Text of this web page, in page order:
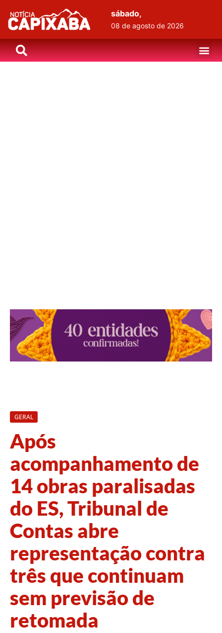
sábado,
08 de agosto de 2026
GERAL
Após
acompanhamento de
14 obras paralisadas
do ES, Tribunal de
Contas abre
representação contra
três que continuam
sem previsão de
retomada